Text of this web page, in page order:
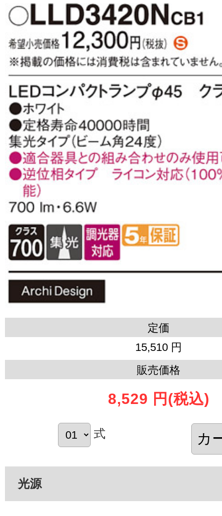
定価
15,510 円
販売価格
8,529 円 (税込)
式
光源